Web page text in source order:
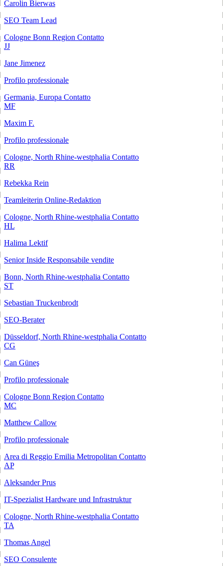
Carolin Bierwas
SEO Team Lead
Cologne Bonn Region Contatto
JJ
Jane Jimenez
Profilo professionale
Germania, Europa Contatto
MF
Maxim F.
Profilo professionale
Cologne, North Rhine-westphalia Contatto
RR
Rebekka Rein
Teamleiterin Online-Redaktion
Cologne, North Rhine-westphalia Contatto
HL
Halima Lektif
Senior Inside Responsabile vendite
Bonn, North Rhine-westphalia Contatto
ST
Sebastian Truckenbrodt
SEO-Berater
Düsseldorf, North Rhine-westphalia Contatto
CG
Can Güneş
Profilo professionale
Cologne Bonn Region Contatto
MC
Matthew Callow
Profilo professionale
Area di Reggio Emilia Metropolitan Contatto
AP
Aleksander Prus
IT-Spezialist Hardware und Infrastruktur
Cologne, North Rhine-westphalia Contatto
TA
Thomas Angel
SEO Consulente